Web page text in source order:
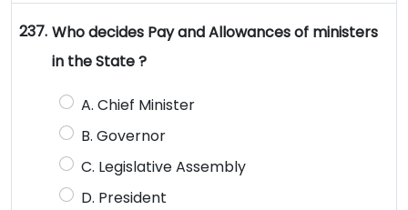
237. Who decides Pay and Allowances of ministers
in the State ?
A. Chief Minister
B. Governor
C. Legislative Assembly
D. President